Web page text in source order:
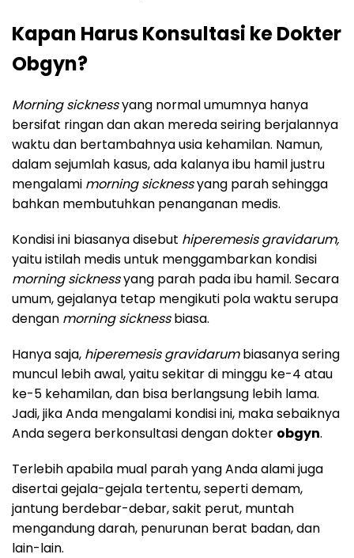
Kapan Harus Konsultasi ke Dokter
Obgyn?
Morning sicknessyang normal umumnya hanya
bersifat ringan dan akan mereda seiring berjalannya
waktu dan bertambahnya usia kehamilan. Namun,
dalam sejumlah kasus, ada kalanya ibu hamil justru
mengalami morning sicknessyang parah sehingga
bahkan membutuhkan penanganan medis.
Kondisi ini biasanya disebut hiperemesis gravidarum,
yaitu istilah medis untuk menggambarkan kondisi
morning sicknessyang parah pada ibu hamil. Secara
umum, gejalanya tetap mengikuti pola waktu serupa
dengan morning sicknessbiasa.
Hanya saja, hiperemesis gravidarumbiasanya sering
muncul lebih awal, yaitu sekitar di minggu ke-4 atau
ke-5 kehamilan, dan bisa berlangsung lebih lama.
Jadi, jika Anda mengalami kondisi ini, maka sebaiknya
Anda segera berkonsultasi dengan dokter obgyn.
Terlebih apabila mual parah yang Anda alami juga
disertai gejala-gejala tertentu, seperti demam,
jantung berdebar-debar, sakit perut, muntah
mengandung darah, penurunan berat badan, dan
lain-lain.